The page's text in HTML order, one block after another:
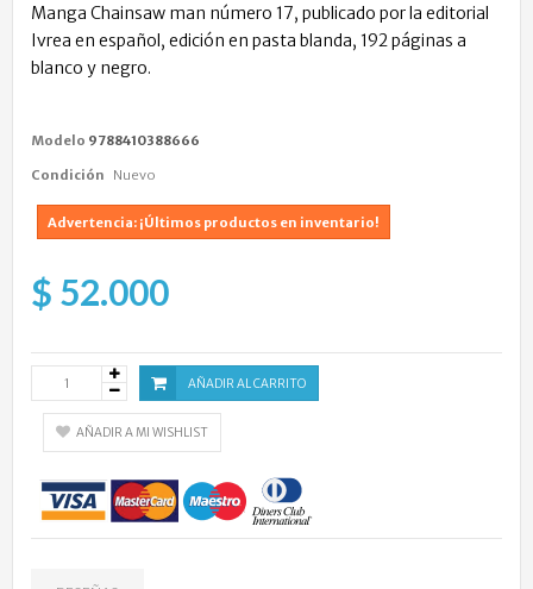
Manga Chainsaw man número 17, publicado por la editorial
Ivrea en español, edición en pasta blanda, 192 páginas a
blanco y negro.
Modelo 9788410388666
Condición Nuevo
Advertencia: ¡Últimos productos en inventario!
$ 52.000
AÑADIR AL CARRITO
AÑADIR A MI WISHLIST